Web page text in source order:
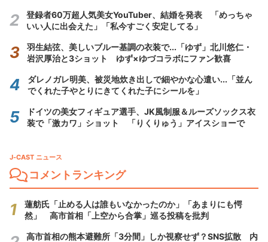
登録者60万超人気美女YouTuber、結婚を発表 「めっちゃ
いい人に出会えた」「私今すごく安定してる」
羽生結弦、美しいブルー基調の衣装で...「ゆず」北川悠仁・
岩沢厚治と3ショット ゆず×ゆづコラボにファン歓喜
ダレノガレ明美、被災地炊き出しで細やかな心遣い...「並ん
でくれた子やとりにきてくれた子にシールを」
ドイツの美女フィギュア選手、JK風制服＆ルーズソックス衣
装で「激カワ」ショット 「りくりゅう」アイスショーで
J-CAST ニュース
コメントランキング
蓮舫氏「止める人は誰もいなかったのか」「あまりにも愕
然」 高市首相「上空から合掌」巡る投稿を批判
高市首相の熊本避難所「3分間」しか視察せず？SNS拡散 内